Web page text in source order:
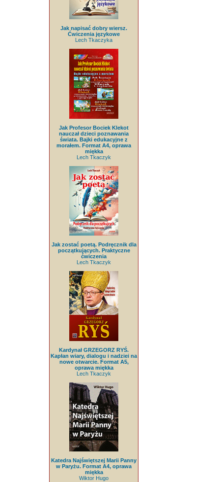
Jak napisać dobry wiersz.
Ćwiczenia językowe
Lech Tkaczyka
Jak Profesor Bociek Klekot
nauczał dzieci poznawania
świata. Bajki edukacyjne z
morałem. Format A4, oprawa
miękka
Lech Tkaczyk
Jak zostać poetą. Podręcznik dla
początkujących. Praktyczne
ćwiczenia
Lech Tkaczyk
Kardynał GRZEGORZ RYŚ.
Kapłan wiary, dialogu i nadziei na
nowe otwarcie. Format A5,
oprawa miękka
Lech Tkaczyk
Katedra Najświętszej Marii Panny
w Paryżu. Format A4, oprawa
miękka
Wiktor Hugo